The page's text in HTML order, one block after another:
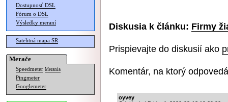
Dostupnosť DSL
Fórum o DSL
Výsledky meraní
Satelitná mapa SR
Merače
Speedmeter Merania
Pingmeter
Googlemeter
Diskusia k článku: Firmy
Prispievajte do diskusií ako
Komentár, na ktorý
oyvey